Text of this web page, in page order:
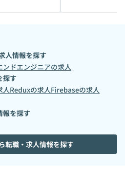
Strap」 ・デザイナー特化型キャ
for Student」 ・プロトタ
ンドを持つメンバーが集まって
ツ・アメリカ・韓国・台湾など海
ニアも多く在籍しています。 こ
によって異なりますが、プロダ
言語も役職も年齢も関係なく、
ために率直に意見を言うことを
ームみんなでデザインの議論を深
クトやデザインのクオリティ向上
務とオフィス勤務のハイブリッド
人情報を探す
ンドエンジニアの求人
探す
人Reduxの求人Firebaseの求人
報を探す
転職・求人情報を探す